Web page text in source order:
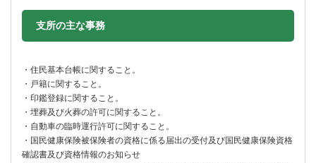
支所の主な事務
・住民基本台帳に関すること。
・戸籍に関すること。
・印鑑登録に関すること。
・埋葬及び火葬の許可に関すること。
・自動車の臨時運行許可に関すること。
・国民健康保険被保険者の資格に係る届出の受付及び国民健康保険資格
確認書及び資格情報のお知らせ